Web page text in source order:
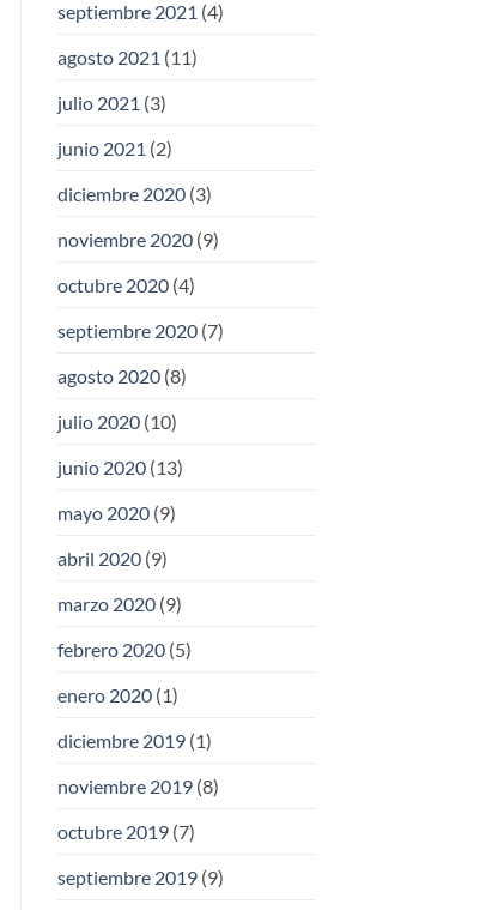
septiembre 2021 (4)
agosto 2021 (11)
julio 2021 (3)
junio 2021 (2)
diciembre 2020(3)
noviembre 2020(9)
octubre 2020(4)
septiembre 2020(7)
agosto 2020(8)
julio 2020(10)
junio 2020(13)
mayo 2020(9)
abril 2020(9)
marzo 2020(9)
febrero 2020(5)
enero 2020(1)
diciembre 2019(1)
noviembre 2019(8)
octubre 2019(7)
septiembre 2019(9)